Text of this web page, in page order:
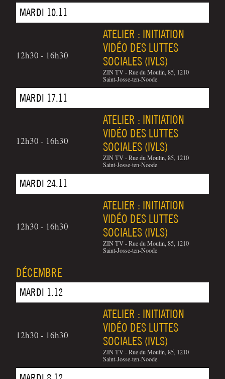
MARDI 10.11
12h30 - 16h30
ATELIER : INITIATION
VIDÉO DES LUTTES
SOCIALES (IVLS)
ZIN TV - Rue du Moulin, 85, 1210
Saint-Josse-ten-Noode
MARDI 17.11
12h30 - 16h30
ATELIER : INITIATION
VIDÉO DES LUTTES
SOCIALES (IVLS)
ZIN TV - Rue du Moulin, 85, 1210
Saint-Josse-ten-Noode
MARDI 24.11
12h30 - 16h30
ATELIER : INITIATION
VIDÉO DES LUTTES
SOCIALES (IVLS)
ZIN TV - Rue du Moulin, 85, 1210
Saint-Josse-ten-Noode
DÉCEMBRE
MARDI 1.12
12h30 - 16h30
ATELIER : INITIATION
VIDÉO DES LUTTES
SOCIALES (IVLS)
ZIN TV - Rue du Moulin, 85, 1210
Saint-Josse-ten-Noode